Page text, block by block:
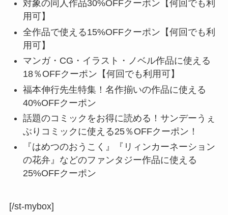
対象の同人作品30%OFFクーポン【何回でも利
用可】
全作品で使える15%OFFクーポン【何回でも利
用可】
マンガ・CG・イラスト・ノベル作品に使える
18％OFFクーポン【何回でも利用可】
福本伸行先生特集！名作揃いの作品に使える
40%OFFクーポン
話題のコミックをお得に読める！サンデーうぇ
ぶりコミックに使える25％OFFクーポン！
『はめつのおうこく』『リィンカーネーション
の花弁』などのファンタジー作品に使える
25%OFFクーポン
[/st-mybox]